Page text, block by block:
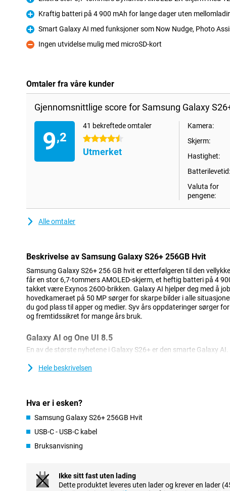
Fordel
Fordel
Kraftig batteri på 4 900 mAh for lange dager uten
Fordel
Smart Galaxy AI med funksjoner som Now Nudge, Photo
Ulempe
Ingen utvidelse mulig med microSD-kort
Omtaler fra våre kunder
Gjennomsnittlige score for Samsung Galaxy
9,2
41 bekreftede omtaler
4.5 stjerner
Utmerket
Kamera:
Skjerm:
Hastighet:
Batterilevetid:
Valuta for
pengene:
Alle omtaler
Beskrivelse av Samsung Galaxy S26+ 256GB Hvit
Samsung Galaxy S26+ 256 GB hvit er etterfølgeren til den
får en stor 6,7-tommers AMOLED-skjerm, et heftig batteri på 4
takket være Exynos 2600-brikken. Galaxy AI hjelper deg med å
hovedkameraet på 50 MP sørger for skarpe bilder i alle
du god plass til apper og medier. Syv års oppdateringer sørger
og fremtidssikret for mange års bruk.
Galaxy AI og One UI 8.5
En av de største nyhetene i Galaxy S26+ er den smarte Galaxy
tid. For eksempel fylles skjemaer ut automatisk. Har du en
mellom ulike apper.
Samsung Galaxy S26+ kjører på Android 16 med One UI 8.5.
Anropsskjerming gjenkjenner automatisk spam og beskytter deg
videoer sorteres smart i galleriet. Hurtigpanelet kan tilpasses fullt
Avanserte kameraer og enkel bilderedigering
Med hovedkameraet på 50 MP på Galaxy S26+ kan du fange
Hele beskrivelsen
Hva er i esken?
Samsung Galaxy S26+ 256GB Hvit
USB-C - USB-C kabel
Bruksanvisning
Ikke sitt fast uten lading
Dette produktet leveres uten lader og krever en lader